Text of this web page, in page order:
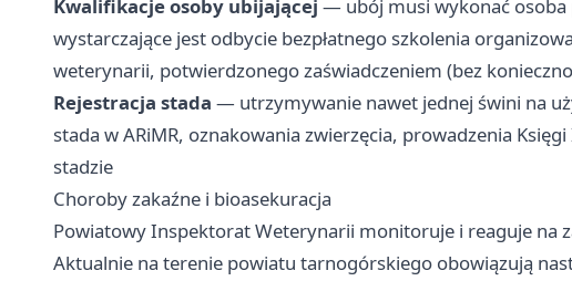
Kwalifikacje osoby ubijającej — ubój musi wykonać osoba
wystarczające jest odbycie bezpłatnego szkolenia
weterynarii, potwierdzonego zaświadczeniem (bez
Rejestracja stada — utrzymywanie nawet jednej świni na
stada w ARiMR, oznakowania zwierzęcia, prowadzenia
stadzie
Choroby zakaźne i bioasekuracja
Powiatowy Inspektorat Weterynarii monitoruje i reaguje na
Aktualnie na terenie powiatu tarnogórskiego obowiązują